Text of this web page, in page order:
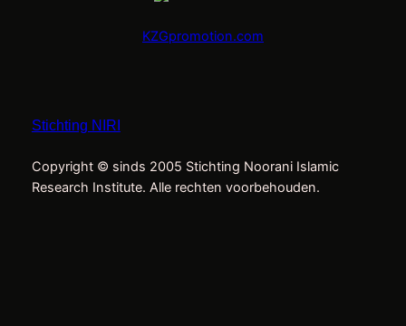
KZGpromotion.com
Stichting NIRI
Copyright © sinds 2005 Stichting Noorani Islamic
Research Institute. Alle rechten voorbehouden.